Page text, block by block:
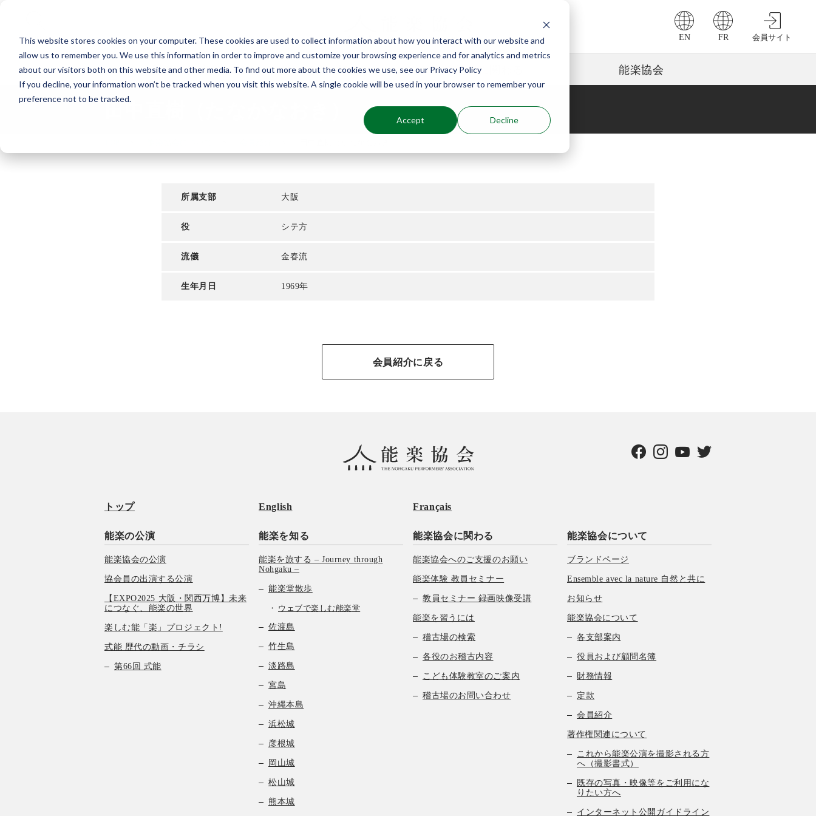
This website stores cookies on your computer. These cookies are used to collect information about how you interact with our website and
allow us to remember you. We use this information in order to improve and customize your browsing experience and for analytics and metrics
about our visitors both on this website and other media. To find out more about the cookies we use, see our Privacy Policy
If you decline, your information won’t be tracked when you visit this website. A single cookie will be used in your browser to remember your
preference not to be tracked.
Accept Decline
Search EN FR 会員サイト
能楽の公演 能楽を知る 能楽に関わる 能楽協会
所属支部 大阪
役 シテ方
流儀 金春流
生年月日 1969年
会員紹介に戻る
トップ English Français
能楽の公演
能楽協会の公演
協会員の出演する公演
【EXPO2025 大阪・関西万博】未来
につなぐ、能楽の世界
楽しむ能「楽」プロジェクト!
式能 歴代の動画・チラシ
第66回 式能
能楽を知る
能楽を旅する – Journey through
Nohgaku –
能楽堂散歩
ウェブで楽しむ能楽堂
佐渡島
竹生島
淡路島
宮島
沖縄本島
浜松城
彦根城
岡山城
松山城
熊本城
能楽協会に関わる
能楽協会へのご支援のお願い
能楽体験 教員セミナー
教員セミナー 録画映像受講
能楽を習うには
稽古場の検索
各役のお稽古内容
こども体験教室のご案内
稽古場のお問い合わせ
能楽協会について
ブランドページ
Ensemble avec la nature 自然と共に
お知らせ
能楽協会について
各支部案内
役員および顧問名簿
財務情報
定款
会員紹介
著作権関連について
これから能楽公演を撮影される方
へ（撮影書式）
既存の写真・映像等をご利用にな
りたい方へ
インターネット公開ガイドライン